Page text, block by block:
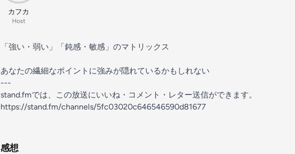
カフカ
Host
「強い・弱い」「鈍感・敏感」のマトリックス
あなたの繊細なポイントに強みが隠れているかもしれない
---
stand.fmでは、この放送にいいね・コメント・レター送信ができます。
https://stand.fm/channels/5fc03020c646546590d81677
感想